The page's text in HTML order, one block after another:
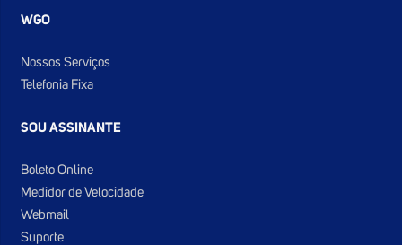
WGO
Nossos Serviços
Telefonia Fixa
SOU ASSINANTE
Boleto Online
Medidor de Velocidade
Webmail
Suporte